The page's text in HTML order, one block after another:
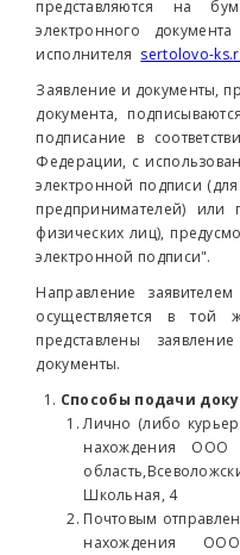
представляются на
электронного
исполнителя sertolovo-
Заявление и документы,
документа,
подписание в
Федерации, с
электронной подписи
предпринимателей) или
физических лиц),
электронной подписи".
Направление
осуществляется в
представлены
документы.
Способы подачи
Лично (либо
нахождения ООО
Школьная, 4
Почтовым
нахождения